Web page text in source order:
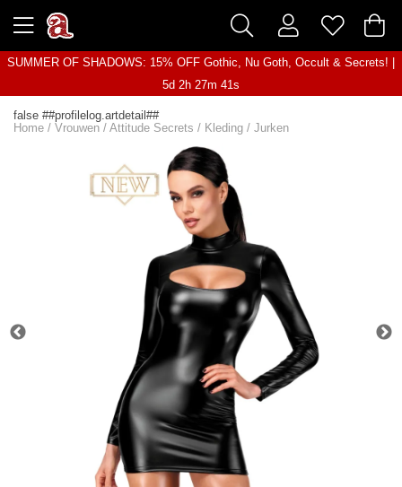
SUMMER OF SHADOWS: 15% OFF Gothic, Nu Goth, Occult & Secrets! |
5d 2h 27m 41s
false ##profilelog.artdetail##
Home / Vrouwen / Attitude Secrets / Kleding / Jurken